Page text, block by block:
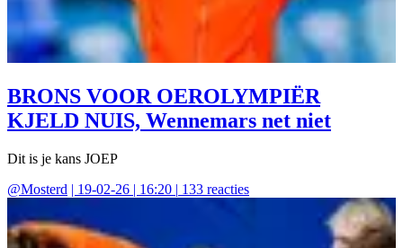
BRONS VOOR OEROLYMPIËR
KJELD NUIS, Wennemars net niet
Dit is je kans JOEP
@Mosterd | 19-02-26 | 16:20 | 133 reacties